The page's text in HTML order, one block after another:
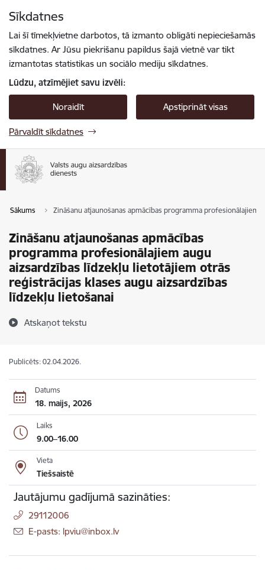
Sīkdatnes
Lai šī tīmekļvietne darbotos, tā izmanto obligāti nepieciešamās
sīkdatnes. Ar Jūsu piekrišanu papildus šajā vietnē var tikt
izmantotas statistikas un sociālo mediju sīkdatnes.
Lūdzu, atzīmējiet savu izvēli:
Noraidīt Apstiprināt visas
Pārvaldīt sīkdatnes
Sākums Zināšanu atjaunošanas apmācības programma
Zināšanu atjaunošanas apmācības
programma profesionālajiem augu
aizsardzības līdzekļu lietotājiem otrās
reģistrācijas klases augu aizsardzības
līdzekļu lietošanai
Atskaņot tekstu
Publicēts: 02.04.2026.
Datums
18. maijs, 2026
Laiks
9.00–16.00
Vieta
Tiešsaistē
Jautājumu gadījumā sazināties:
29112006
E-pasts: lpviu@inbox.lv